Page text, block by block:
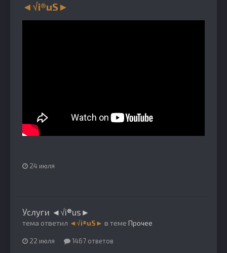
◄√i®uS►
24 июля
Услуги ◄√i®us►
тема ответил ◄√i®uS► в теме Прочее
22 июля 1467 ответов